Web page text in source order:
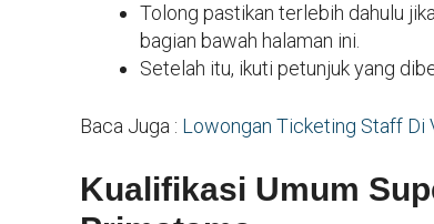
Tolong pastikan terlebih dahulu
bagian bawah halaman ini.
Setelah itu, ikuti petunjuk yang
Baca Juga : Lowongan Ticketing Staff Di
Kualifikasi Umum